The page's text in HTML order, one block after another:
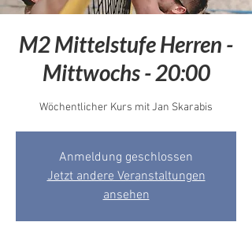
M2 Mittelstufe Herren -
Mittwochs - 20:00
Wöchentlicher Kurs mit Jan Skarabis
Anmeldung geschlossen
Jetzt andere Veranstaltungen
ansehen